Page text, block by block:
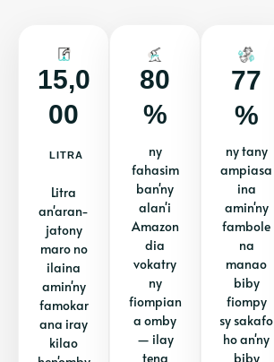
15,0
00
LITRA
Litra
an'aran-
jatony
maro no
ilaina
amin'ny
famokar
ana iray
kilao
80
%
ny
fahasim
ban'ny
alan'i
Amazon
dia
vokatry
ny
fiompian
a omby
— ilay
tena
77
%
ny tany
ampiasa
ina
amin'ny
fambole
na
manao
biby
fiompy
sy sakafo
ho an'ny
biby